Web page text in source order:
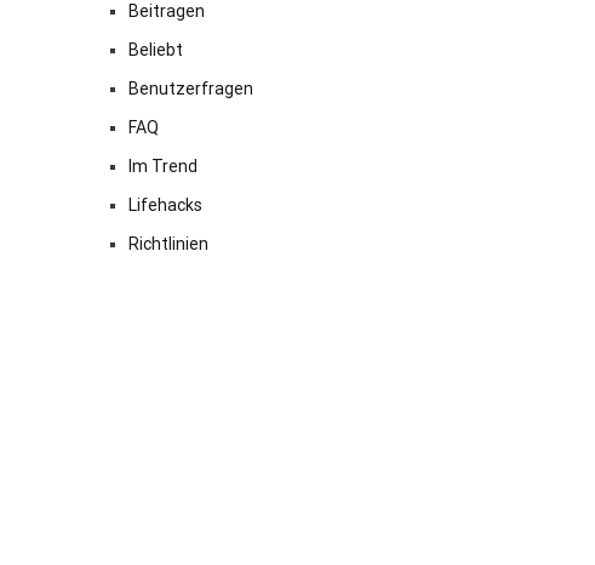
Beitragen
Beliebt
Benutzerfragen
FAQ
Im Trend
Lifehacks
Richtlinien